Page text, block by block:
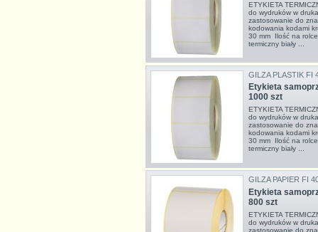
ETYKIETA
do wydruków w
zastosowanie do
kodowania kodami
30 mm Ilość na
termiczny biały ...
GILZA PLASTIK FI
Etykieta
1000 szt
ETYKIETA
do wydruków w
zastosowanie do
kodowania kodami
30 mm Ilość na
termiczny biały ...
GILZA PAPIER FI
Etykieta
800 szt
ETYKIETA
do wydruków w
zastosowanie do